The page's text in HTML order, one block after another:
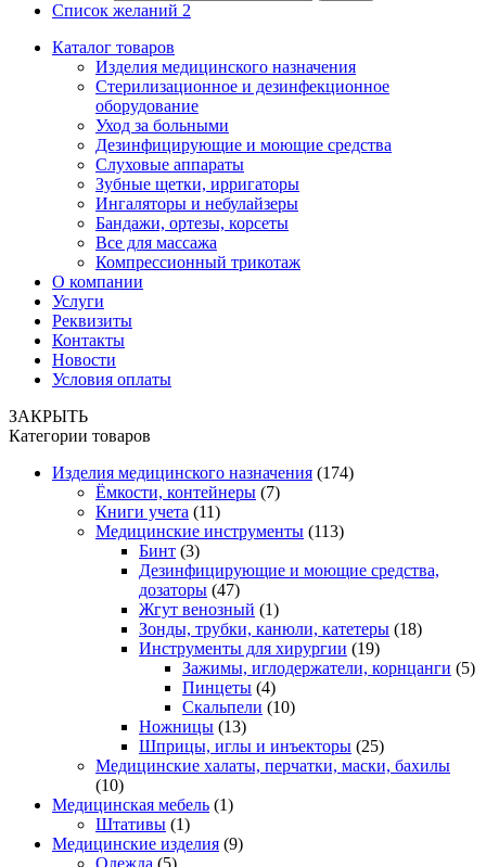
Список желаний 2
Каталог товаров
Изделия медицинского назначения
Стерилизационное и дезинфекционное
оборудование
Уход за больными
Дезинфицирующие и моющие средства
Слуховые аппараты
Зубные щетки, ирригаторы
Ингаляторы и небулайзеры
Бандажи, ортезы, корсеты
Все для массажа
Компрессионный трикотаж
О компании
Услуги
Реквизиты
Контакты
Новости
Условия оплаты
ЗАКРЫТЬ
Категории товаров
Изделия медицинского назначения (174)
Ёмкости, контейнеры (7)
Книги учета (11)
Медицинские инструменты (113)
Бинт (3)
Дезинфицирующие и моющие средства,
дозаторы (47)
Жгут венозный (1)
Зонды, трубки, канюли, катетеры (18)
Инструменты для хирургии (19)
Зажимы, иглодержатели, корнцанги (5)
Пинцеты (4)
Скальпели (10)
Ножницы (13)
Шприцы, иглы и инъекторы (25)
Медицинские халаты, перчатки, маски, бахилы
(10)
Медицинская мебель (1)
Штативы (1)
Медицинские изделия (9)